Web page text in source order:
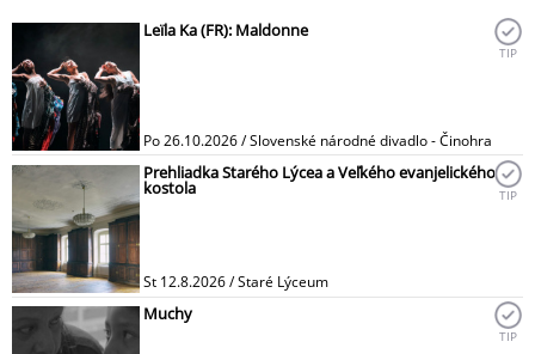
Leïla Ka (FR): Maldonne
Po 26.10.2026 / Slovenské národné divadlo - Činohra
TIP
Prehliadka Starého Lýcea a Veľkého evanjelického
kostola
St 12.8.2026 / Staré Lýceum
TIP
Muchy
TIP